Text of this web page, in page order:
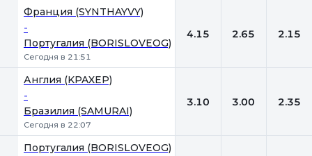
Франция (SYNTHAYVY)
-
Португалия (BORISLOVEOG)
Сегодня в 21:51
4.15 2.65 2.15
Англия (KPAXEP)
-
Бразилия (SAMURAI)
Сегодня в 22:07
3.10 3.00 2.35
Португалия (BORISLOVEOG)